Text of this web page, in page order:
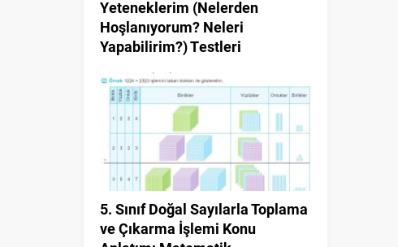
Yeteneklerim (Nelerden
Hoşlanıyorum? Neleri
Yapabilirim?) Testleri
5. Sınıf Doğal Sayılarla Toplama
ve Çıkarma İşlemi Konu